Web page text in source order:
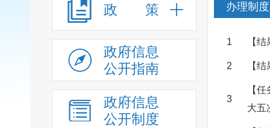
政 策
政府信息
公开指南
政府信息
公开制度
办理制
1 【
2 【
3
【
大五